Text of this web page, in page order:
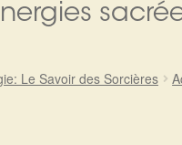
Le Savoir des Sorcières